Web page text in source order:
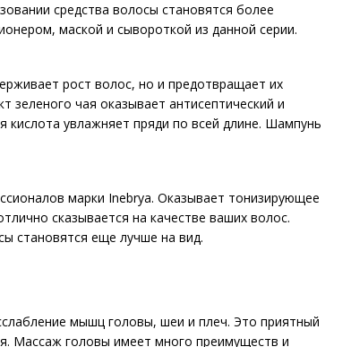
средства волосы становятся более
маской и сывороткой из данной серии.
рост волос, но и предотвращает их
чая оказывает антисептический и
увлажняет пряди по всей длине. Шампунь
марки Inebrya. Оказывает тонизирующее
сказывается на качестве ваших волос.
становятся еще лучше на вид.
мышц головы, шеи и плеч. Это приятный
Массаж головы имеет много преимуществ и